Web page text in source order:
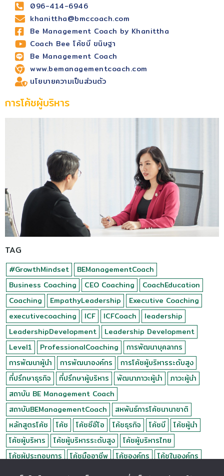
096-414-6946
khanittha@bmccoach.com
Be Management Coach by Khanittha
Coach Bee โค้ชบี ขนิษฐา
Be Management Coach
www.bemanagementcoach.com
นโยบายความเป็นส่วนตัว
การโค้ชผู้บริหาร
TAG
#GrowthMindset
BEManagementCoach
Business Coaching
CEO Coaching
CoachEducation
Coaching
EmpathyLeadership
Executive Coaching
executivecoaching
ICF ICFCoach
leadership
LeadershipDevelopment
Leadership Development
Level1
ProfessionalCoaching
การพัฒนาบุคลากร
การพัฒนาผู้นำ
การพัฒนาองค์กร
การโค้ชผู้บริหารระดับสูง
ที่ปรึกษาธุรกิจ
ที่ปรึกษาผู้บริหาร พัฒนาภาวะผู้นำ
ภาวะผู้นำ
สถาบัน BE Management Coach
สถาบันBEManagementCoach
สหพันธ์การโค้ชนานาชาติ
หลักสูตรโค้ช
โค้ช โค้ชซีอีโอ โค้ชธุรกิจ โค้ชบี
โค้ชผู้นำ
โค้ชผู้บริหาร
โค้ชผู้บริหารระดับสูง
โค้ชผู้บริหารไทย
โค้ชผู้ประกอบการ
โค้ชมืออาชีพ โค้ชองค์กร โค้ชในองค์กร